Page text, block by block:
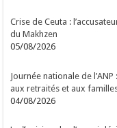
Crise de Ceuta :
du Makhzen
05/08/2026
Journée nationale de
aux retraités et aux
04/08/2026